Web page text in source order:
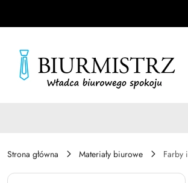
Strona główna Materiały biurowe Farby